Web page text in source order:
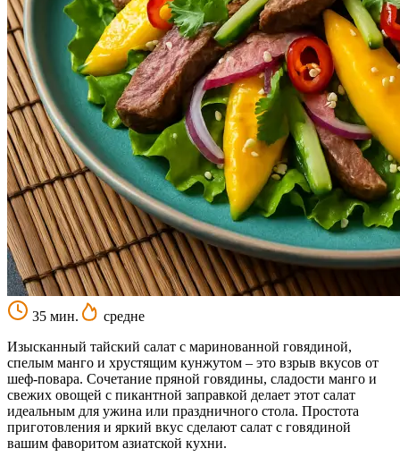
35 мин.
средне
Изысканный тайский салат с маринованной говядиной,
спелым манго и хрустящим кунжутом – это взрыв вкусов от
шеф-повара. Сочетание пряной говядины, сладости манго и
свежих овощей с пикантной заправкой делает этот салат
идеальным для ужина или праздничного стола. Простота
приготовления и яркий вкус сделают салат с говядиной
вашим фаворитом азиатской кухни.